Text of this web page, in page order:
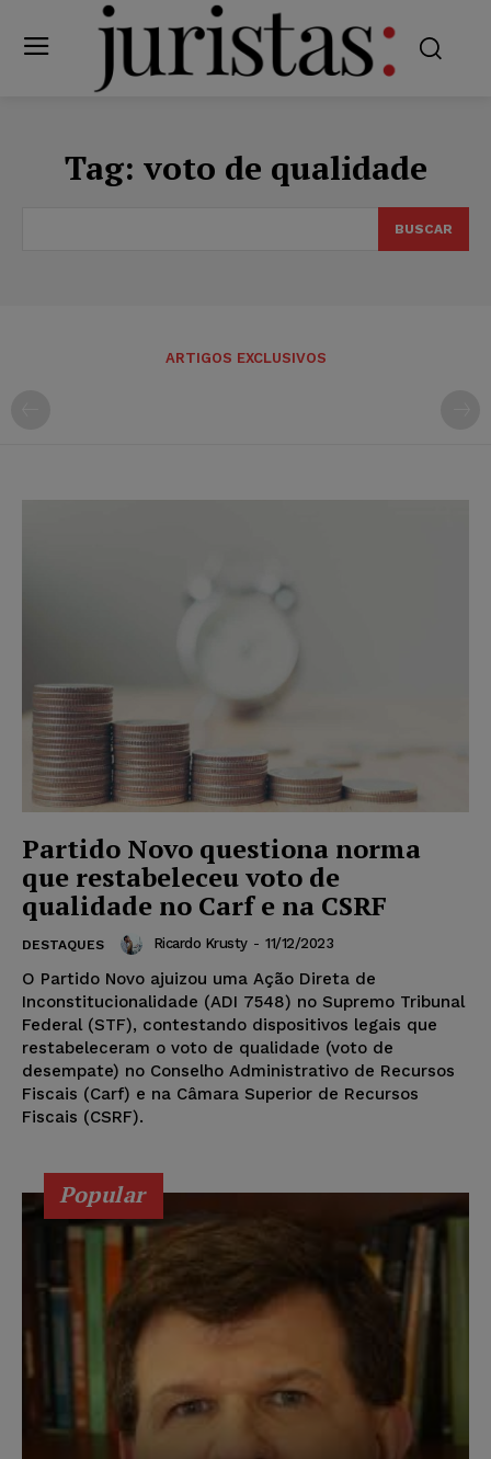
Tag: voto de qualidade
BUSCAR
ARTIGOS EXCLUSIVOS
Partido Novo questiona norma
que restabeleceu voto de
qualidade no Carf e na CSRF
DESTAQUES Ricardo Krusty - 11/12/2023
O Partido Novo ajuizou uma Ação Direta de
Inconstitucionalidade (ADI 7548) no Supremo Tribunal
Federal (STF), contestando dispositivos legais que
restabeleceram o voto de qualidade (voto de
desempate) no Conselho Administrativo de Recursos
Fiscais (Carf) e na Câmara Superior de Recursos
Fiscais (CSRF).
Popular